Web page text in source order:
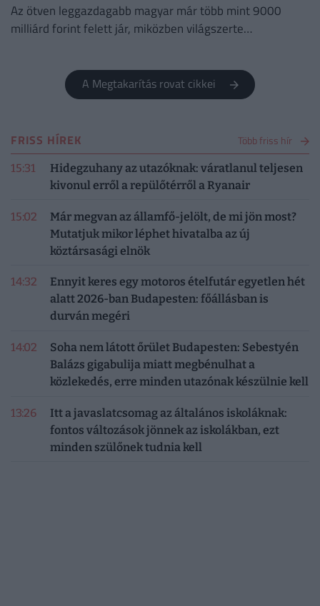
Az ötven leggazdagabb magyar már több mint 9000
milliárd forint felett jár, miközben világszerte
A Megtakarítás rovat cikkei
FRISS HÍREK Több friss hír
15:31
Hidegzuhany az utazóknak: váratlanul teljesen
kivonul erről a repülőtérről a Ryanair
15:02
Már megvan az államfő-jelölt, de mi jön most?
Mutatjuk mikor léphet hivatalba az új
köztársasági elnök
14:32
Ennyit keres egy motoros ételfutár egyetlen hét
alatt 2026-ban Budapesten: főállásban is
durván megéri
14:02
Soha nem látott őrület Budapesten: Sebestyén
Balázs gigabulija miatt megbénulhat a
közlekedés, erre minden utazónak készülnie kell
13:26
Itt a javaslatcsomag az általános iskoláknak:
fontos változások jönnek az iskolákban, ezt
minden szülőnek tudnia kell